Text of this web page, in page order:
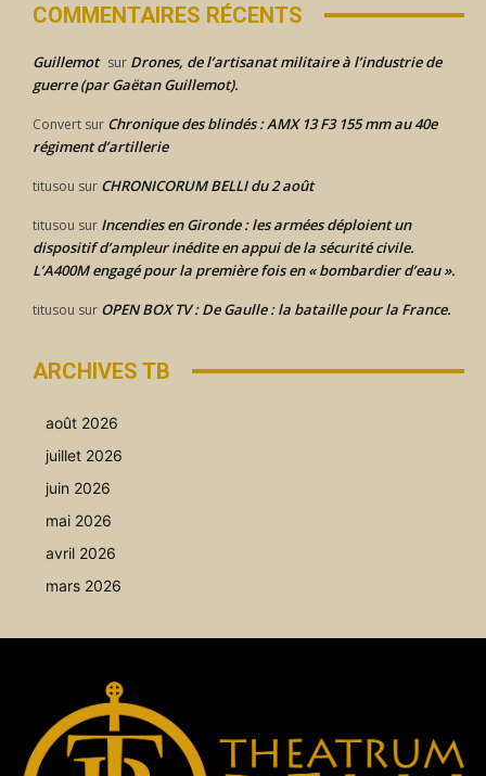
COMMENTAIRES RÉCENTS
Guillemot sur Drones, de l’artisanat militaire à l’industrie de
guerre (par Gaëtan Guillemot).
Convert sur Chronique des blindés : AMX 13 F3 155 mm au 40e
régiment d’artillerie
titusou sur CHRONICORUM BELLI du 2 août
titusou sur Incendies en Gironde : les armées déploient un
dispositif d’ampleur inédite en appui de la sécurité civile.
L’A400M engagé pour la première fois en « bombardier d’eau ».
titusou sur OPEN BOX TV : De Gaulle : la bataille pour la France.
ARCHIVES TB
août 2026
juillet 2026
juin 2026
mai 2026
avril 2026
mars 2026